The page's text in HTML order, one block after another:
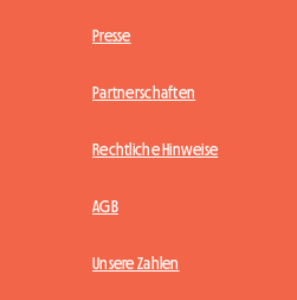
Presse
Partnerschaften
Rechtliche Hinweise
AGB
Unsere Zahlen